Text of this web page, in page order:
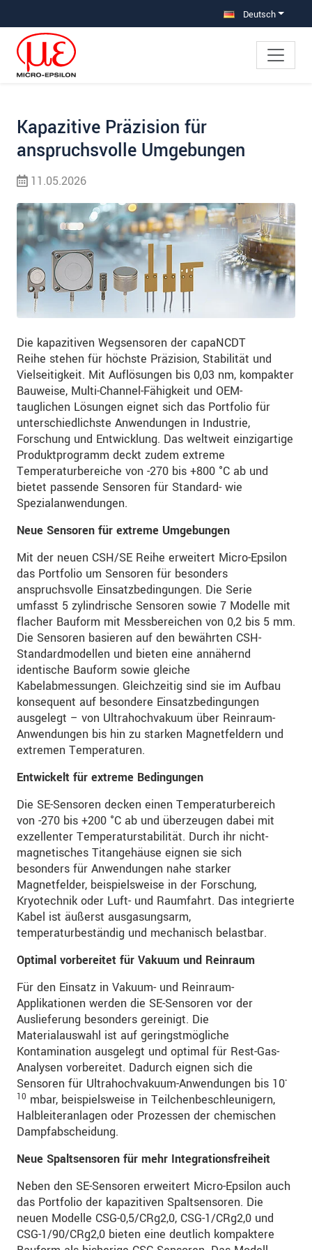
Deutsch
Kapazitive Präzision für
anspruchsvolle Umgebungen
11.05.2026
Die kapazitiven Wegsensoren der capaNCDT
Reihe stehen für höchste Präzision, Stabilität und
Vielseitigkeit. Mit Auflösungen bis 0,03 nm, kompakter
Bauweise, Multi-Channel-Fähigkeit und OEM-
tauglichen Lösungen eignet sich das Portfolio für
unterschiedlichste Anwendungen in Industrie,
Forschung und Entwicklung. Das weltweit einzigartige
Produktprogramm deckt zudem extreme
Temperaturbereiche von -270 bis +800 °C ab und
bietet passende Sensoren für Standard- wie
Spezialanwendungen.
Neue Sensoren für extreme Umgebungen
Mit der neuen CSH/SE Reihe erweitert Micro-Epsilon
das Portfolio um Sensoren für besonders
anspruchsvolle Einsatzbedingungen. Die Serie
umfasst 5 zylindrische Sensoren sowie 7 Modelle mit
flacher Bauform mit Messbereichen von 0,2 bis 5 mm.
Die Sensoren basieren auf den bewährten CSH-
Standardmodellen und bieten eine annähernd
identische Bauform sowie gleiche
Kabelabmessungen. Gleichzeitig sind sie im Aufbau
konsequent auf besondere Einsatzbedingungen
ausgelegt – von Ultrahochvakuum über Reinraum-
Anwendungen bis hin zu starken Magnetfeldern und
extremen Temperaturen.
Entwickelt für extreme Bedingungen
Die SE-Sensoren decken einen Temperaturbereich
von -270 bis +200 °C ab und überzeugen dabei mit
exzellenter Temperaturstabilität. Durch ihr nicht-
magnetisches Titangehäuse eignen sie sich
besonders für Anwendungen nahe starker
Magnetfelder, beispielsweise in der Forschung,
Kryotechnik oder Luft- und Raumfahrt. Das integrierte
Kabel ist äußerst ausgasungsarm,
temperaturbeständig und mechanisch belastbar.
Optimal vorbereitet für Vakuum und Reinraum
Für den Einsatz in Vakuum- und Reinraum-
Applikationen werden die SE-Sensoren vor der
Auslieferung besonders gereinigt. Die
Materialauswahl ist auf geringstmögliche
Kontamination ausgelegt und optimal für Rest-Gas-
Analysen vorbereitet. Dadurch eignen sich die
Sensoren für Ultrahochvakuum-Anwendungen bis 10-
10 mbar, beispielsweise in Teilchenbeschleunigern,
Halbleiteranlagen oder Prozessen der chemischen
Dampfabscheidung.
Neue Spaltsensoren für mehr Integrationsfreiheit
Neben den SE-Sensoren erweitert Micro-Epsilon auch
das Portfolio der kapazitiven Spaltsensoren. Die
neuen Modelle CSG-0,5/CRg2,0, CSG-1/CRg2,0 und
CSG-1/90/CRg2,0 bieten eine deutlich kompaktere